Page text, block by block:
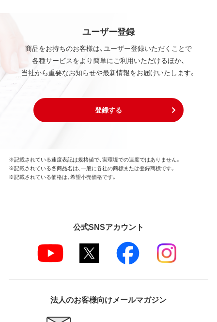
ユーザー登録
商品をお持ちのお客様は、ユーザー登録いただくことで
各種サービスをより簡単にご利用いただけるほか、
当社から重要なお知らせや最新情報をお届けいたします。
登録する
※記載されている速度表記は規格値で、実環境での速度ではありません。
※記載されている各商品名は、一般に各社の商標または登録商標です。
※記載されている価格は、希望小売価格です。
公式SNSアカウント
法人のお客様向けメールマガジン